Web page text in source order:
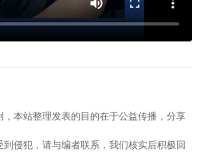
本站整理发表的目的在于公益传播，分享
侵犯，请与编者联系，我们核实后积极回